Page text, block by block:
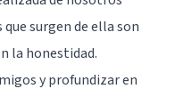
surgen de ella son
la honestidad.
y profundizar en